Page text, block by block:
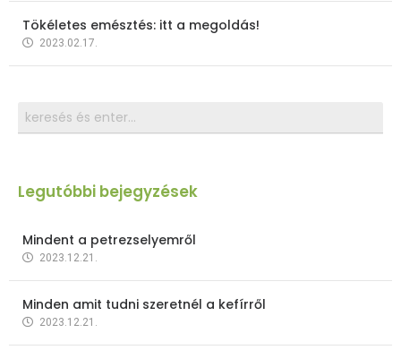
Tökéletes emésztés: itt a megoldás!
2023.02.17.
Legutóbbi bejegyzések
Mindent a petrezselyemről
2023.12.21.
Minden amit tudni szeretnél a kefírről
2023.12.21.